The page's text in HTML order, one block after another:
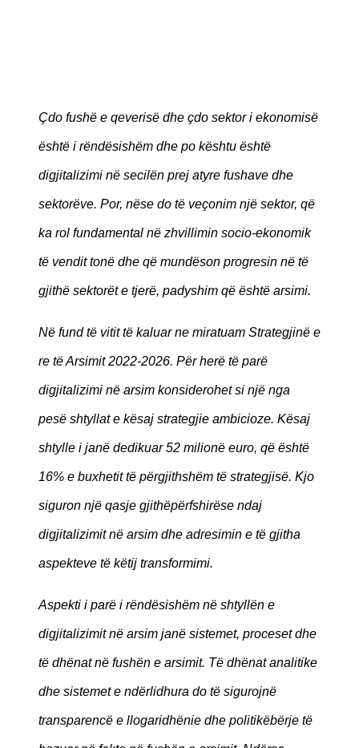
Çdo fushë e qeverisë dhe çdo sektor i ekonomisë
është i rëndësishëm dhe po kështu është
digjitalizimi në secilën prej atyre fushave dhe
sektorëve. Por, nëse do të veçonim një sektor, që
ka rol fundamental në zhvillimin socio-ekonomik
të vendit tonë dhe që mundëson progresin në të
gjithë sektorët e tjerë, padyshim që është arsimi.
Në fund të vitit të kaluar ne miratuam Strategjinë e
re të Arsimit 2022-2026. Për herë të parë
digjitalizimi në arsim konsiderohet si një nga
pesë shtyllat e kësaj strategjie ambicioze. Kësaj
shtylle i janë dedikuar 52 milionë euro, që është
16% e buxhetit të përgjithshëm të strategjisë. Kjo
siguron një qasje gjithëpërfshirëse ndaj
digjitalizimit në arsim dhe adresimin e të gjitha
aspekteve të këtij transformimi.
Aspekti i parë i rëndësishëm në shtyllën e
digjitalizimit në arsim janë sistemet, proceset dhe
të dhënat në fushën e arsimit. Të dhënat analitike
dhe sistemet e ndërlidhura do të sigurojnë
transparencë e llogaridhënie dhe politikëbërje të